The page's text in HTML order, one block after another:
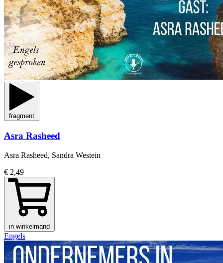
fragment
Asra Rasheed
Asra Rasheed, Sandra Westein
€ 2,49
in winkelmand
Engels